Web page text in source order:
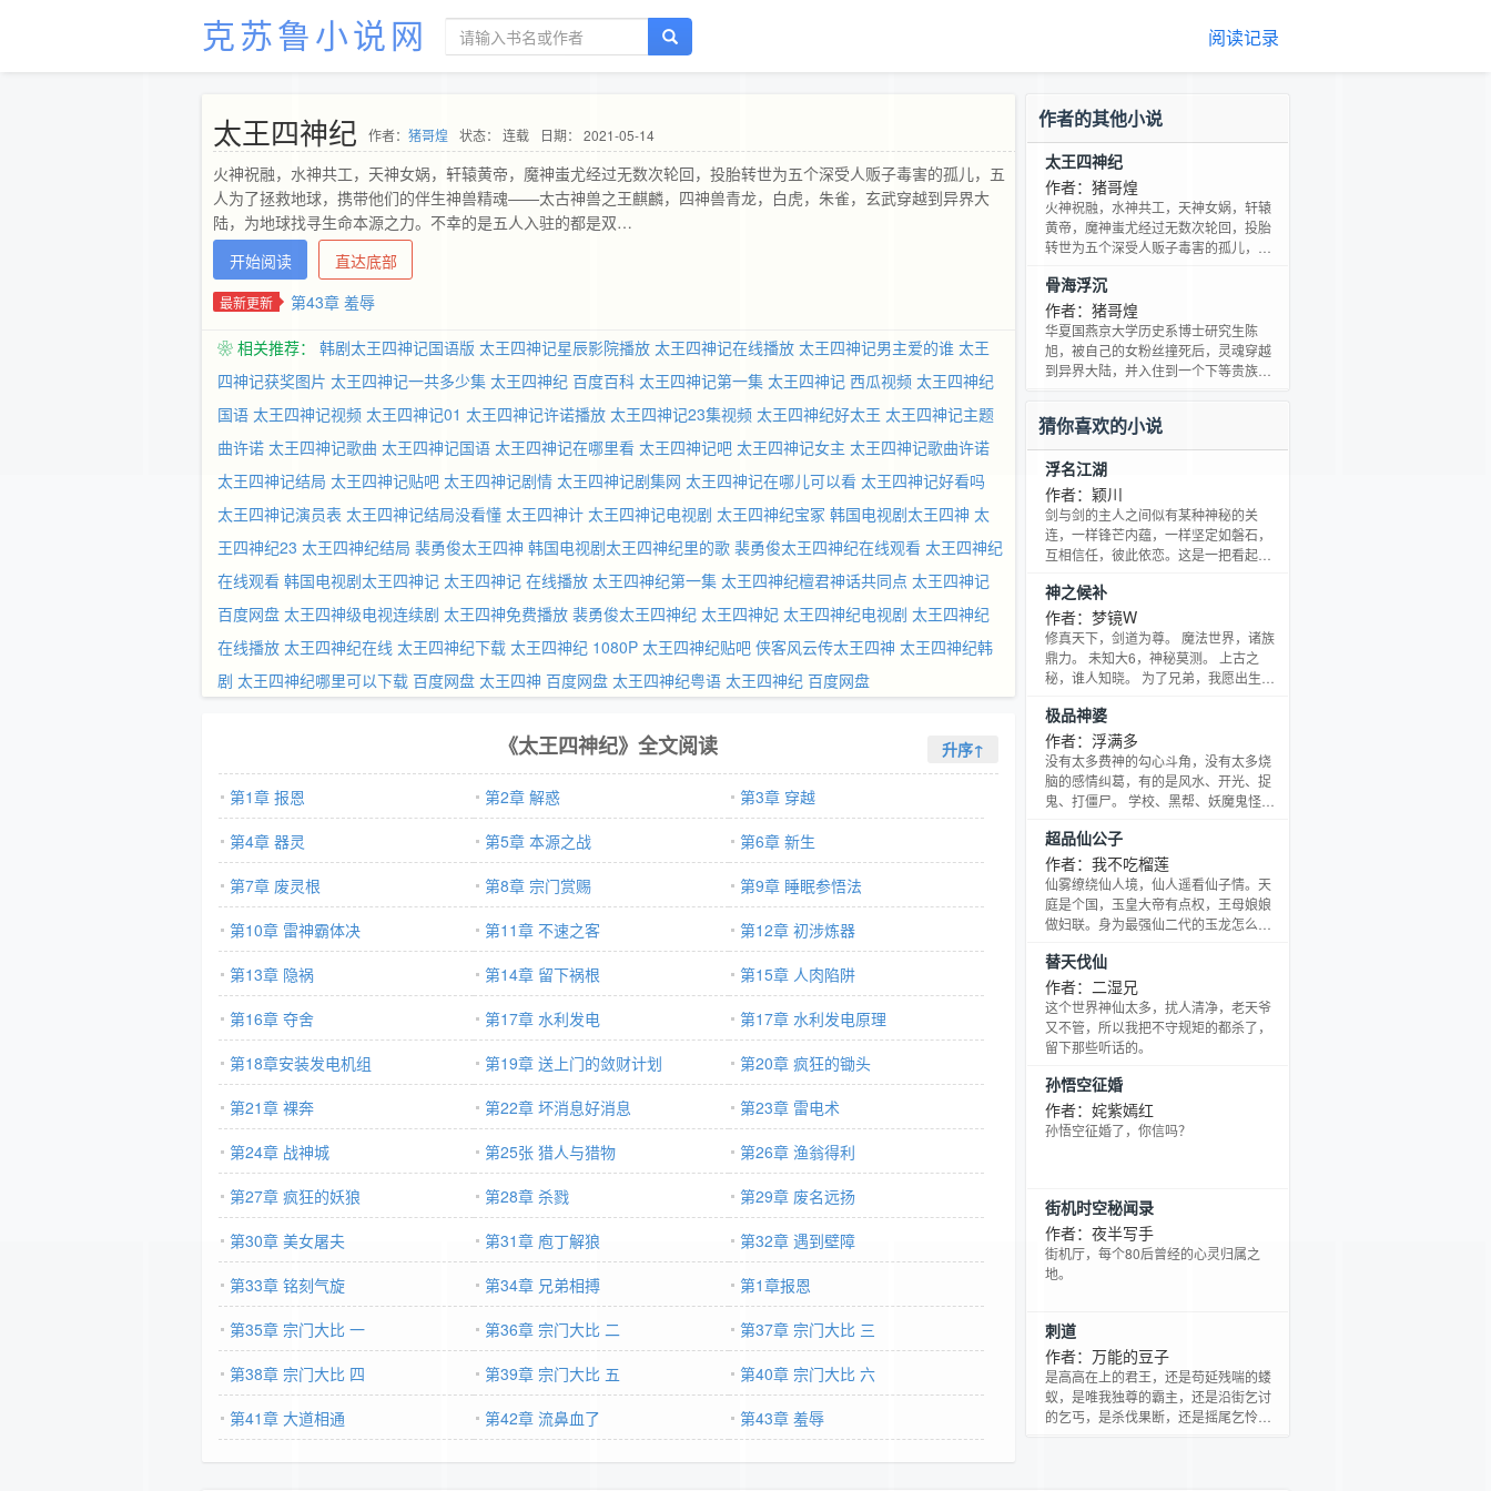
克苏鲁小说网 阅读记录
太王四神纪 作者： 猪哥煌 状态： 连载 日期： 2021-05-14
火神祝融，水神共工，天神女娲，轩辕黄帝，魔神蚩尤经过无数次轮回，投胎转世为五个深受人贩子毒害的孤儿，五
人为了拯救地球，携带他们的伴生神兽精魂——太古神兽之王麒麟，四神兽青龙，白虎，朱雀，玄武穿越到异界大
陆，为地球找寻生命本源之力。不幸的是五人入驻的都是双…
开始阅读
直达底部
最新更新 第43章 羞辱
❀ 相关推荐： 韩剧太王四神记国语版 太王四神记星辰影院播放 太王四神记在线播放 太王四神记男主爱的谁 太王
四神记获奖图片 太王四神记一共多少集 太王四神纪 百度百科 太王四神记第一集 太王四神记 西瓜视频 太王四神纪
国语 太王四神记视频 太王四神记01 太王四神记许诺播放 太王四神记23集视频 太王四神纪好太王 太王四神记主题
曲许诺 太王四神记歌曲 太王四神记国语 太王四神记在哪里看 太王四神记吧 太王四神记女主 太王四神记歌曲许诺
太王四神记结局 太王四神记贴吧 太王四神记剧情 太王四神记剧集网 太王四神记在哪儿可以看 太王四神记好看吗
太王四神记演员表 太王四神记结局没看懂 太王四神计 太王四神记电视剧 太王四神纪宝冢 韩国电视剧太王四神 太
王四神纪23 太王四神纪结局 裴勇俊太王四神 韩国电视剧太王四神纪里的歌 裴勇俊太王四神纪在线观看 太王四神纪
在线观看 韩国电视剧太王四神记 太王四神记 在线播放 太王四神纪第一集 太王四神纪檀君神话共同点 太王四神记
百度网盘 太王四神级电视连续剧 太王四神免费播放 裴勇俊太王四神纪 太王四神妃 太王四神纪电视剧 太王四神纪
在线播放 太王四神纪在线 太王四神纪下载 太王四神纪 1080P 太王四神纪贴吧 侠客风云传太王四神 太王四神纪韩
剧 太王四神纪哪里可以下载 百度网盘 太王四神 百度网盘 太王四神纪粤语 太王四神纪 百度网盘
《太王四神纪》全文阅读 升序↑
第1章 报恩 第2章 解惑
第3章 穿越
第4章 器灵
第5章 本源之战
第6章 新生
第7章 废灵根
第8章 宗门赏赐
第9章 睡眠参悟法
第10章 雷神霸体决
第11章 不速之客
第12章 初涉炼器
第13章 隐祸
第14章 留下祸根
第15章 人肉陷阱
第16章 夺舍
第17章 水利发电
第17章 水利发电原理
第18章安装发电机组
第19章 送上门的敛财计划
第20章 疯狂的锄头
第21章 裸奔
第22章 坏消息好消息
第23章 雷电术
第24章 战神城
第25张 猎人与猎物
第26章 渔翁得利
第27章 疯狂的妖狼
第28章 杀戮
第29章 废名远扬
第30章 美女屠夫
第31章 庖丁解狼
第32章 遇到壁障
第33章 铭刻气旋
第34章 兄弟相搏
第1章报恩
第35章 宗门大比 一
第36章 宗门大比 二
第37章 宗门大比 三
第38章 宗门大比 四
第39章 宗门大比 五
第40章 宗门大比 六
第41章 大道相通
第42章 流鼻血了 第43章 羞辱
作者的其他小说
太王四神纪
作者：猪哥煌
火神祝融，水神共工，天神女娲，轩辕
黄帝，魔神蚩尤经过无数次轮回，投胎
转世为五个深受人贩子毒害的孤儿，五
精魂——太古神兽之王麒麟，四神兽青
龙，白虎，朱雀，玄武穿越到异界大
陆，为地球找寻生命本源之力。不幸的
是五人入驻的都是双…
骨海浮沉
作者：猪哥煌
华夏国燕京大学历史系博士研究生陈
旭，被自己的女粉丝撞死后，灵魂穿越
到异界大陆，并入住到一个下等贵族身
的魔法书，从此跟亡灵结下了不解之
缘。在那神圣教会遍布，教权无限扩张
的大陆，他这个山寨版…
猜你喜欢的小说
浮名江湖
作者：颖川
剑与剑的主人之间似有某种神秘的关
连，一样锋芒内蕴，一样坚定如磐石，
互相信任，彼此依恋。这是一把看起来
形瘦小的黑衣人，立在当地，从头到脚
都包在如夜色一般阴沉的黑衣中。他苍
白的手中握着一把精光四射的短剑，正
缓缓地抽离咽喉…
神之候补
作者：梦镜W
修真天下，剑道为尊。 魔法世界，诸族
鼎力。 未知大6，神秘莫测。 上古之
秘，谁人知晓。 为了兄弟，我愿出生入
6，直冲九霄，怒闯诸界，管你神佛仙
圣，九幽鬼魔。一切只为了守护我心中
在乎的人。
极品神婆
作者：浮满多
没有太多费神的勾心斗角，没有太多烧
脑的感情纠葛，有的是风水、开光、捉
鬼、打僵尸。 学校、黑帮、妖魔鬼怪，
超品仙公子
作者：我不吃榴莲
仙雾缭绕仙人境，仙人遥看仙子情。天
庭是个国，玉皇大帝有点权，王母娘娘
做妇联。身为最强仙二代的玉龙怎么能
强仙二代祸害人间的“温馨”日常！？
替天伐仙
作者：二湿兄
这个世界神仙太多，扰人清净，老天爷
又不管，所以我把不守规矩的都杀了，
留下那些听话的。
孙悟空征婚
作者：姹紫嫣红
孙悟空征婚了，你信吗？
街机时空秘闻录
作者：夜半写手
街机厅，每个80后曾经的心灵归属之
地。
刺道
作者：万能的豆子
是高高在上的君王，还是苟延残喘的蝼
蚁，是唯我独尊的霸主，还是沿街乞讨
的乞丐，是杀伐果断，还是摇尾乞怜，